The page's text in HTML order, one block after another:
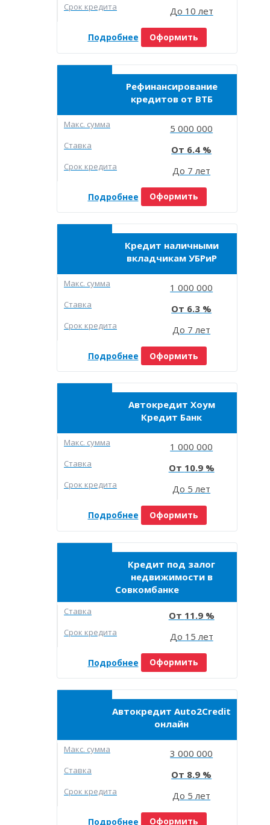
Срок кредита До 10 лет
Подробнее Оформить
Рефинансирование
кредитов от ВТБ
Макc. сумма 5 000 000
Ставка 6.4
Срок кредита До 7 лет
Подробнее Оформить
Кредит наличными
вкладчикам УБРиР
Макc. сумма 1 000 000
Ставка 6.3
Срок кредита До 7 лет
Подробнее Оформить
Автокредит Хоум
Кредит Банк
Макc. сумма 1 000 000
Ставка 10.9
Срок кредита До 5 лет
Подробнее Оформить
Кредит под залог
недвижимости в
Совкомбанке
Ставка 11.9
Срок кредита До 15 лет
Подробнее Оформить
Автокредит Auto2Credit
онлайн
Макc. сумма 3 000 000
Ставка 8.9
Срок кредита До 5 лет
Подробнее Оформить